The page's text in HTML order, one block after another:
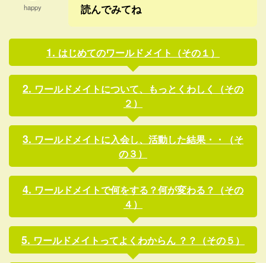
happy
読んでみてね
はじめてのワールドメイト（その１）
ワールドメイトについて、もっとくわしく（その
２）
ワールドメイトに入会し、活動した結果・・（そ
の３）
ワールドメイトで何をする？何が変わる？（その
４）
ワールドメイトってよくわからん ？？（その５）